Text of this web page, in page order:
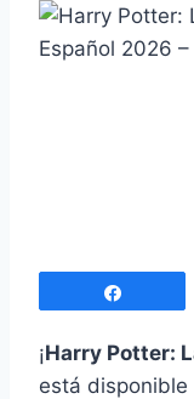
¡Harry Potter:
está disponible